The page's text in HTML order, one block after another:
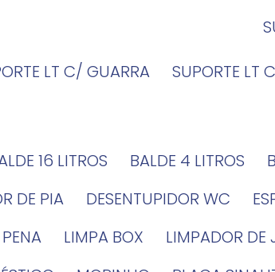
LT C/ GUARRA SUPORTE LT
16 LITROS BALDE 4 LITROS
DE PIA
DESENTUPIDOR WC
LIMPA BOX LIMPADOR